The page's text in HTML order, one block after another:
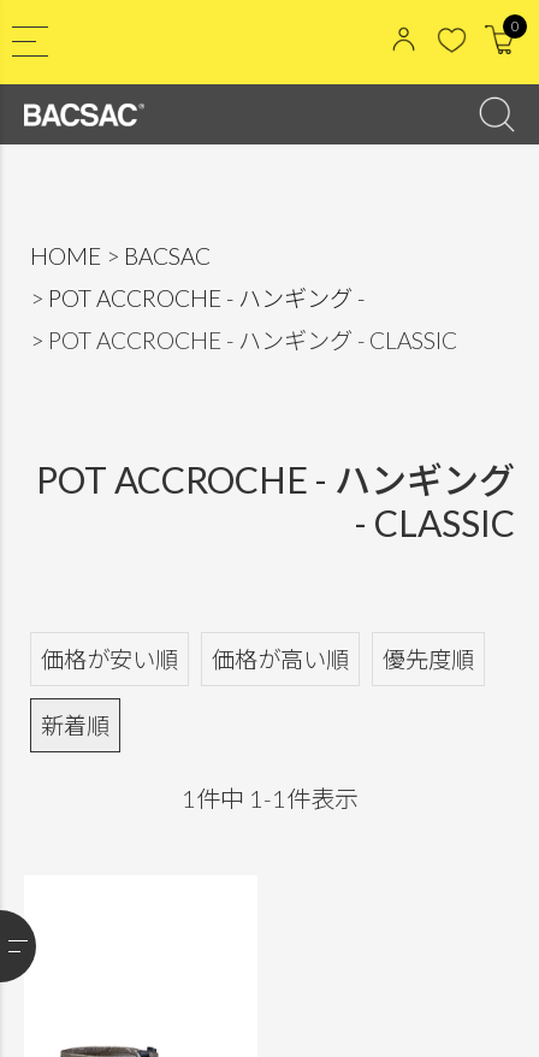
0
HOME
BACSAC
POT ACCROCHE - ハンギング -
POT ACCROCHE - ハンギング - CLASSIC
POT ACCROCHE - ハンギング
- CLASSIC
価格が安い順 価格が高い順 優先度順
新着順
1 件中 1 -1 件表示